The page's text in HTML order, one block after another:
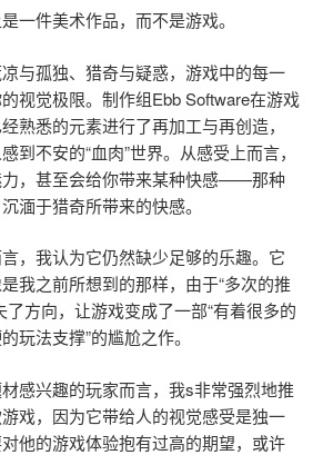
一件美术作品，而不是游戏。
凉与孤独、猎奇与疑惑，游戏中的每一
视觉极限。制作组Ebb Software在游戏
熟悉的元素进行了再加工与再创造，
到不安的“血肉”世界。从感受上而言，
力，甚至会给你带来某种快感——那种
湎于猎奇所带来的快感。
，我认为它仍然缺少足够的乐趣。它
我之前所想到的那样，由于“多次的推
了方向，让游戏变成了一部“有着很多的
玩法支撑”的尴尬之作。
感兴趣的玩家而言，我s非常强烈地推
戏，因为它带给人的视觉感受是独一
他的游戏体验抱有过高的期望，或许